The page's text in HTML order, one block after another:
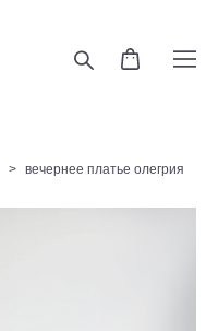
> вечернее платье олегрия